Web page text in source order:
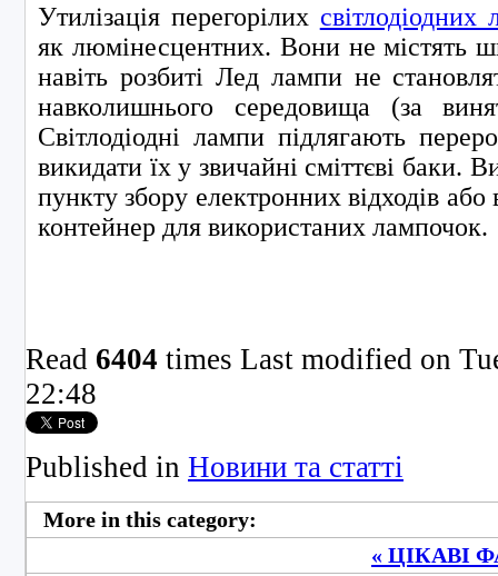
Утилізація перегорілих світлодіодних
як люмінесцентних. Вони не містять
навіть розбиті Лед лампи не
навколишнього середовища (за
Світлодіодні лампи підлягають
викидати їх у звичайні сміттєві баки.
пункту збору електронних відходів
контейнер для використаних лампочок.
Read 6404 times Last modified on
22:48
Published in Новини та статті
More in this category:
« ЦІКАВІ